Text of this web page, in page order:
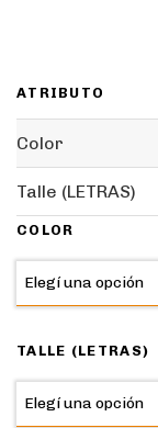
ATRIBUTO
Color
Talle (LETRAS)
COLOR
TALLE (LETRAS)